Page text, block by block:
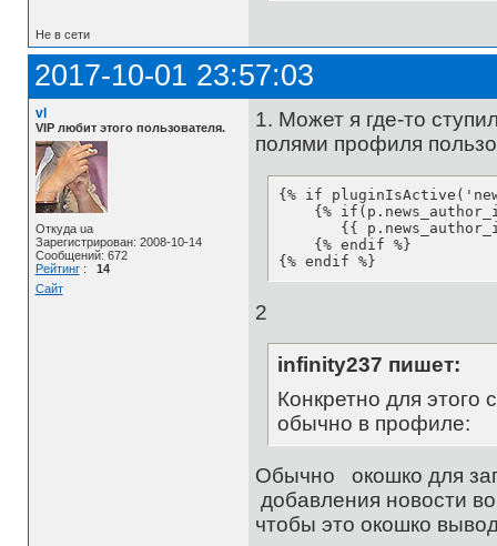
Не в сети
2017-10-01 23:57:03
vl
VIP любит этого пользователя.
Откуда ua
Зарегистрирован: 2008-10-14
Сообщений: 672
Рейтинг: 14
Сайт
1. Может я где-то
полями профиля
{% if
{%
{{
    {% endif %}
{% endif %}
2
infinity237 пишет:
Конкретно для этого
обычно в профиле:
Обычно окошко для
добавления новости
чтобы это окошко